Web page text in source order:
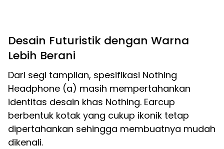
Desain Futuristik dengan Warna
Lebih Berani
Dari segi tampilan, spesifikasi Nothing
Headphone (a) masih mempertahankan
identitas desain khas Nothing. Earcup
berbentuk kotak yang cukup ikonik tetap
dipertahankan sehingga membuatnya mudah
dikenali.